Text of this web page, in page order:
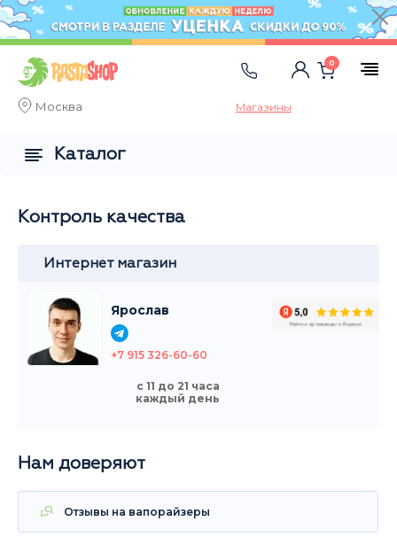
Москва Магазины
0
Контроль качества
Интернет магазин
Ярослав
+7 915 326-60-60
с 11 до 21 часа
каждый день
Нам доверяют
Отзывы на вапорайзеры
Каталог